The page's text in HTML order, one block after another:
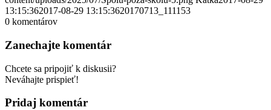
13:15:362017-08-29 13:15:3620170713_111153
0 komentárov
Zanechajte komentár
Chcete sa pripojiť k diskusii?
Neváhajte prispieť!
Pridaj komentár